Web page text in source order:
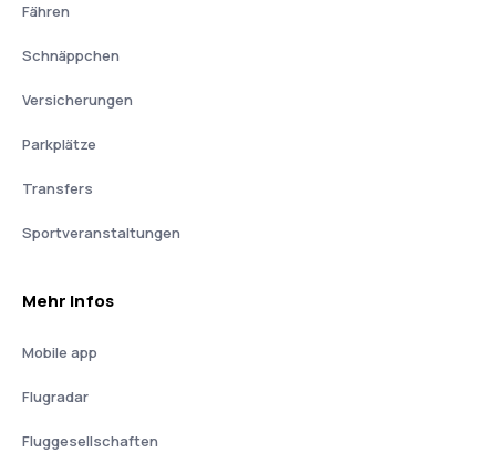
Fähren
Schnäppchen
Versicherungen
Parkplätze
Transfers
Sportveranstaltungen
Mehr Infos
Mobile app
Flugradar
Fluggesellschaften